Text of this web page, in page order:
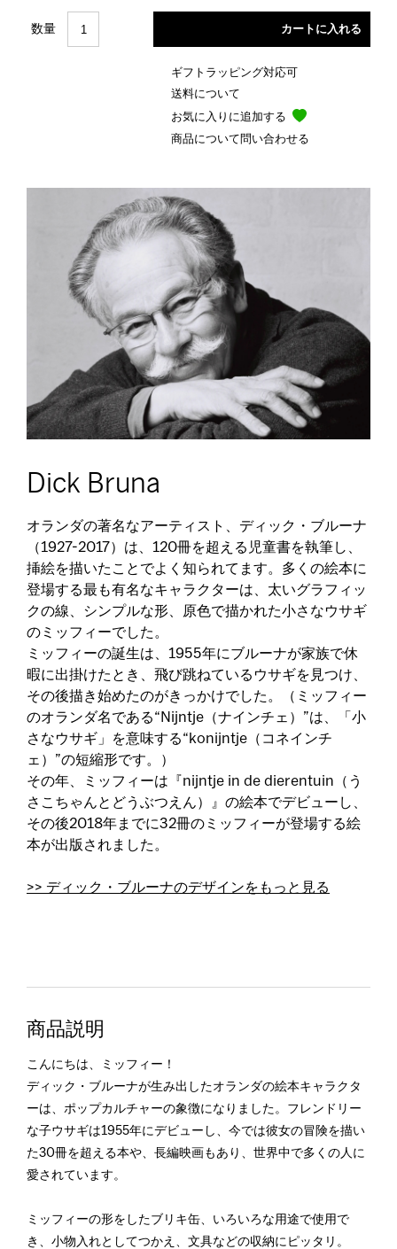
数量
ギフトラッピング対応可
送料について
お気に入りに追加する
商品について問い合わせる
Dick Bruna
オランダの著名なアーティスト、ディック・ブルーナ
（1927-2017）は、120冊を超える児童書を執筆し、
挿絵を描いたことでよく知られてます。多くの絵本に
登場する最も有名なキャラクターは、太いグラフィッ
クの線、シンプルな形、原色で描かれた小さなウサギ
のミッフィーでした。
ミッフィーの誕生は、1955年にブルーナが家族で休
暇に出掛けたとき、飛び跳ねているウサギを見つけ、
その後描き始めたのがきっかけでした。（ミッフィー
のオランダ名である“Nijntje（ナインチェ）”は、「小
さなウサギ」を意味する“konijntje（コネインチ
ェ）”の短縮形です。）
その年、ミッフィーは『nijntje in de dierentuin（う
さこちゃんとどうぶつえん）』の絵本でデビューし、
その後2018年までに32冊のミッフィーが登場する絵
本が出版されました。
>> ディック・ブルーナのデザインをもっと見る
商品説明
こんにちは、ミッフィー！
ディック・ブルーナが生み出したオランダの絵本キャラクタ
ーは、ポップカルチャーの象徴になりました。フレンドリー
な子ウサギは1955年にデビューし、今では彼女の冒険を描い
た30冊を超える本や、長編映画もあり、世界中で多くの人に
愛されています。
ミッフィーの形をしたブリキ缶、いろいろな用途で使用で
き、小物入れとしてつかえ、文具などの収納にピッタリ。